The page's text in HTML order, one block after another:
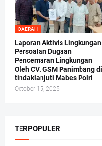
DAERAH
Laporan Aktivis Lingkungan
Persoalan Dugaan
Pencemaran Lingkungan
Oleh CV. GSM Panimbang di
tindaklanjuti Mabes Polri
October 15, 2025
TERPOPULER